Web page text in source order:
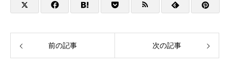
前の記事 次の記事